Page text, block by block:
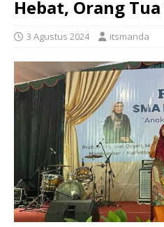
Hebat, Orang
3 Agustus 2024 itsmanda